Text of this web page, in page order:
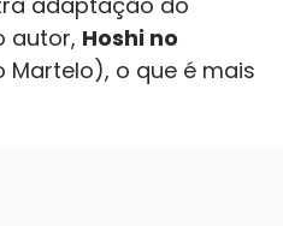
autor, Hoshi no
Martelo), o que é mais